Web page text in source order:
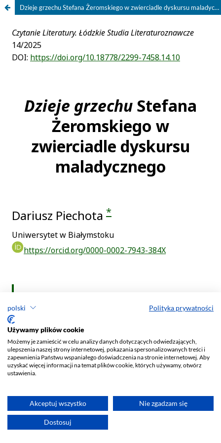
polski Polityka prywatności
Używamy plików cookie
Możemy je zamieścić w celu analizy danych dotyczących odwiedzających,
ulepszenia naszej strony internetowej, pokazania spersonalizowanych treści i
zapewnienia Państwu wspaniałego doświadczenia na stronie internetowej. Aby
uzyskać więcej informacji na temat plików cookie, których używamy, otwórz
ustawienia.
Akceptuj wszystko Nie zgadzam się
Dostosuj
Dzieje grzechu Stefana Żeromskiego w zwierciadle dyskursu maladycznego